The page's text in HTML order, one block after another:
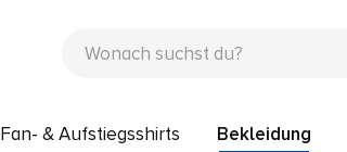
Fan- & Aufstiegsshirts Bekleidung